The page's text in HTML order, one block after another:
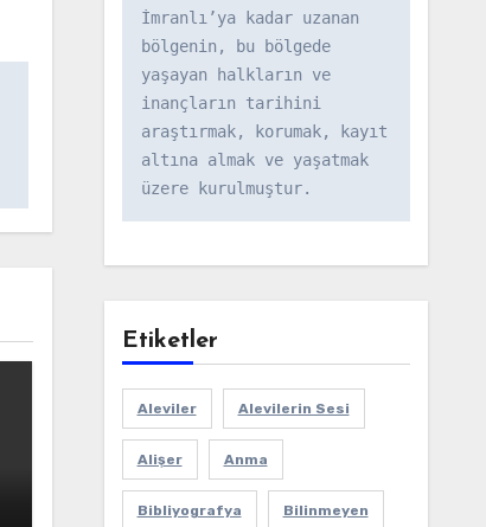
İmranlı’ya kadar uzanan
bölgenin, bu bölgede
yaşayan halkların ve
inançların tarihini
araştırmak, korumak, kayıt
altına almak ve yaşatmak
üzere kurulmuştur.
Etiketler
Aleviler Alevilerin Sesi
Alişer Anma
Bibliyografya Bilinmeyen